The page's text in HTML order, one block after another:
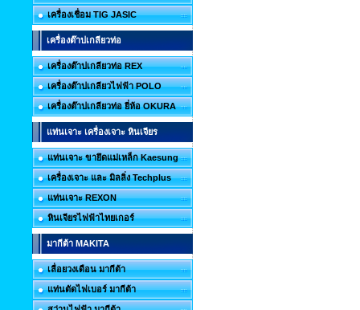
เครื่องเชื่อม TIG JASIC
เครื่องต๊าปเกลียวท่อ
เครื่องต๊าปเกลียวท่อ REX
เครื่องต๊าปเกลียวไฟฟ้า POLO
เครื่องต๊าปเกลียวท่อ ยี่ห้อ OKURA
แท่นเจาะ เครื่องเจาะ หินเจียร
แท่นเจาะ ขายึดแม่เหล็ก Kaesung
เครื่องเจาะ และ มิลลิ่ง Techplus
แท่นเจาะ REXON
หินเจียรไฟฟ้าไทยเกอร์
มากีต้า MAKITA
เลื่อยวงเดือน มากีต้า
แท่นตัดไฟเบอร์ มากีต้า